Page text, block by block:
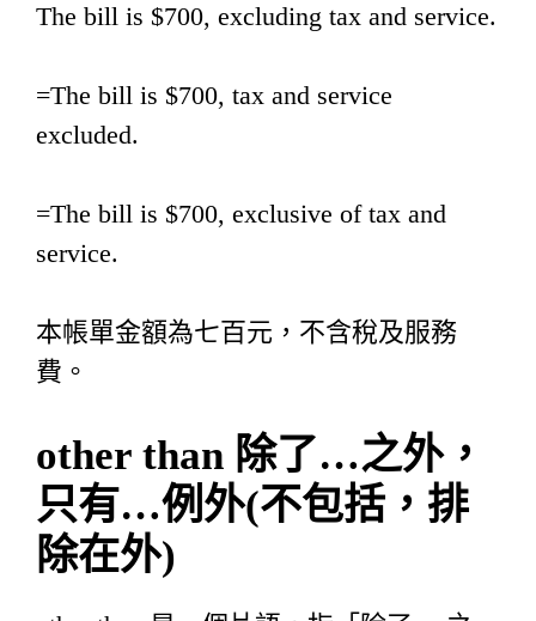
The bill is $700, excluding tax and service.
=The bill is $700, tax and service
excluded.
=The bill is $700, exclusive of tax and
service.
本帳單金額為七百元，不含稅及服務
費。
other than 除了…之外，
只有…例外(不包括，排
除在外)